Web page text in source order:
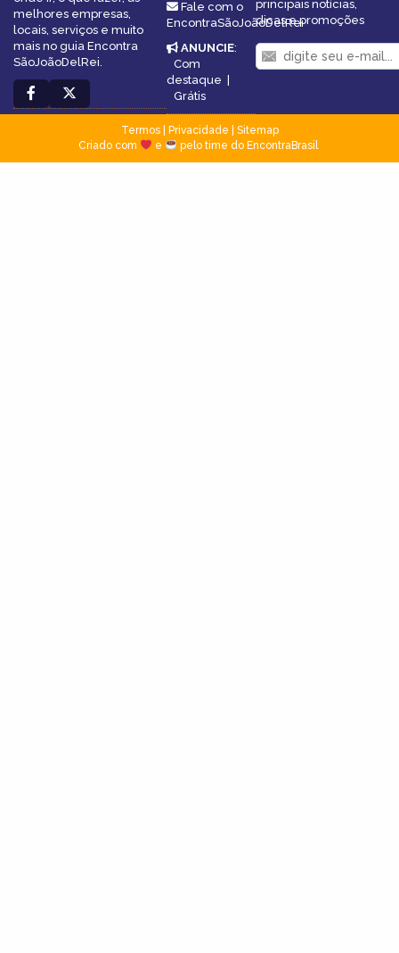
melhores empresas,
locais, serviços e muito
mais no guia Encontra
SãoJoãoDelRei.
Fale com o
EncontraSãoJoãoDelRei
ANUNCIE:
Com
destaque |
Grátis
principais notícias,
dicas e promoções
Termos| Privacidade
Sitemap
Criado com
e pelo time do EncontraBrasil